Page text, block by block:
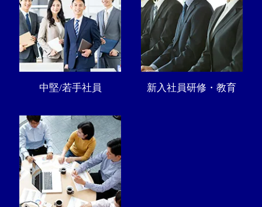
中堅/若手社員 新入社員研修・教育